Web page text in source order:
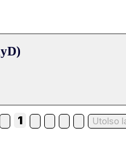
1 Utolso